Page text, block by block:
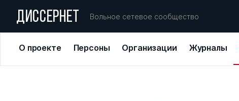
ДИССЕРНЕТ Вольное сетевое сообщество
О проекте Персоны Организации Журналы